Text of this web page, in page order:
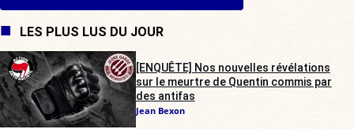
LES PLUS LUS DU JOUR
[ENQUÊTE] Nos nouvelles révélations
sur le meurtre de Quentin commis par
des antifas
Jean Bexon